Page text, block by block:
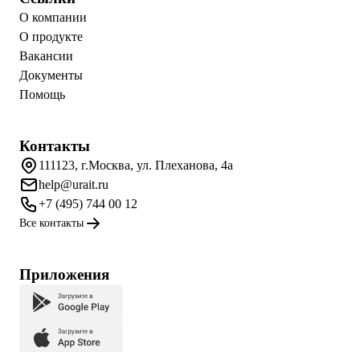
О компании
О продукте
Вакансии
Документы
Помощь
Контакты
111123, г.Москва, ул. Плеханова, 4а
help@urait.ru
+7 (495) 744 00 12
Все контакты
Приложения